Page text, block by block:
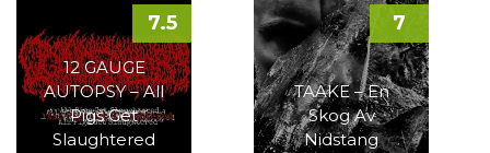
12 GAUGE
AUTOPSY – All
Pigs Get
Slaughtered
7.5
TAAKE – En
Skog Av
Nidstang
7